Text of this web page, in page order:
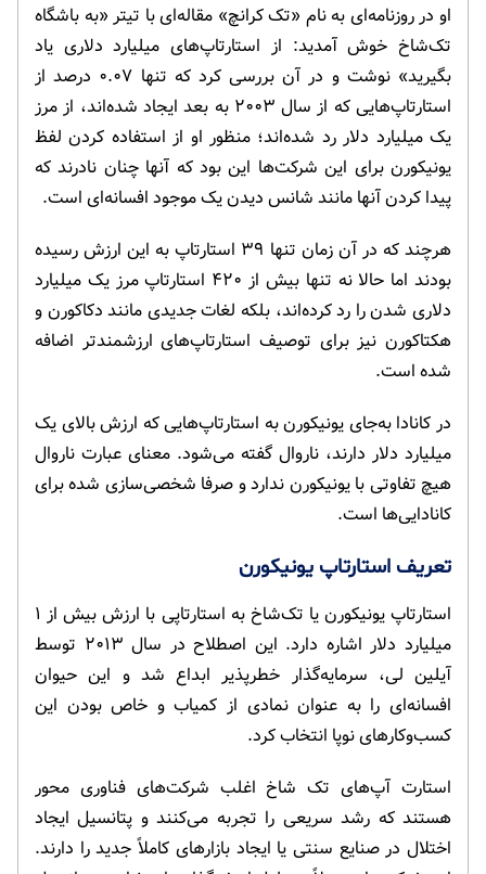
او در روزنامه‌ای به نام «تک کرانچ» مقاله‌ای با تیتر «به باشگاه
تک‌شاخ خوش آمدید: از استارتاپ‌های میلیارد دلاری یاد
بگیرید» نوشت و در آن بررسی کرد که تنها ۰.۰۷ درصد از
استارتاپ‌هایی که از سال ۲۰۰۳ به بعد ایجاد شده‌اند، از مرز
یک میلیارد دلار رد شده‌اند؛ منظور او از استفاده کردن لفظ
یونیکورن برای این شرکت‌ها این بود که آنها چنان نادرند که
پیدا کردن آنها مانند شانس دیدن یک موجود افسانه‌ای است.
هرچند که در آن زمان تنها ۳۹ استارتاپ به این ارزش رسیده
بودند اما حالا نه تنها بیش از ۴۲۰ استارتاپ مرز یک میلیارد
دلاری شدن را رد کرده‌اند، بلکه لغات جدیدی مانند دکاکورن و
هکتاکورن نیز برای توصیف استارتاپ‌های ارزشمندتر اضافه
شده است.
در کانادا به‌جای یونیکورن به استارتاپ‌هایی که ارزش بالای یک
میلیارد دلار دارند، ناروال گفته می‌شود. معنای عبارت ناروال
هیچ تفاوتی با یونیکورن ندارد و صرفا شخصی‌سازی شده برای
کانادایی‌ها است.
تعریف استارتاپ یونیکورن
استارتاپ یونیکورن یا تک‌شاخ به استارتاپی با ارزش بیش از ۱
میلیارد دلار اشاره دارد. این اصطلاح در سال ۲۰۱۳ توسط
آیلین لی، سرمایه‌گذار خطرپذیر ابداع شد و این حیوان
افسانه‌ای را به عنوان نمادی از کمیاب و خاص بودن این
کسب‌وکار‌های نوپا انتخاب کرد.
استارت آپ‌های تک شاخ اغلب شرکت‌های فناوری محور
هستند که رشد سریعی را تجربه می‌کنند و پتانسیل ایجاد
اختلال در صنایع سنتی یا ایجاد بازار‌های کاملاً جدید را دارند.